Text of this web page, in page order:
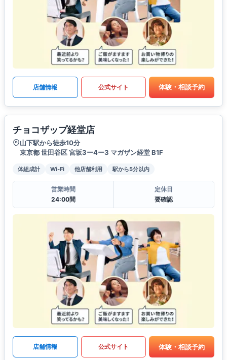
店舗情報 公式サイト 体験・相談予約
チョコザップ経堂店
山下駅から徒歩10分
東京都 世田谷区 宮坂3ー4ー3 マガザン経堂 B1F
体組成計 Wi-Fi 他店舗利用 駅から5分以内
営業時間
24:00間
定休日
要確認
店舗情報 公式サイト 体験・相談予約